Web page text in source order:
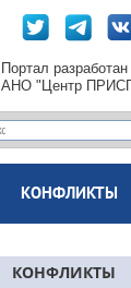
Портал
АНО "Центр
КОНФЛИКТЫ
КОНФЛИКТЫ